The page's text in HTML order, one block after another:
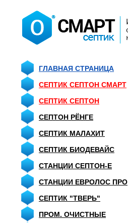
ГЛАВНАЯ СТРАНИЦА
СЕПТИК СЕПТОН СМАРТ
СЕПТИК CЕПТОН
СЕПТОН РЁНГЕ
СЕПТИК МАЛАХИТ
СЕПТИК БИОДЕВАЙС
СТАНЦИИ СЕПТОН-Е
СТАНЦИИ ЕВРОЛОС ПРО
СЕПТИК "ТВЕРЬ"
ПРОМ. ОЧИСТНЫЕ